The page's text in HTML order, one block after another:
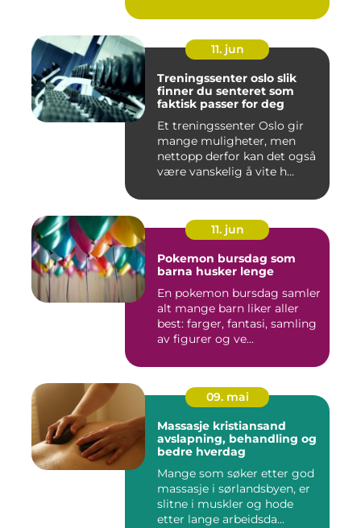
11. jun
Treningssenter oslo slik
finner du senteret som
faktisk passer for deg
Et treningssenter Oslo gir
mange muligheter, men
nettopp derfor kan det også
være vanskelig å vite h...
11. jun
Pokemon bursdag som
barna husker lenge
En pokemon bursdag samler
alt mange barn liker aller
best: farger, fantasi, samling
av figurer og ve...
09. mai
Massasje kristiansand
avslapning, behandling og
bedre hverdag
Mange som søker etter god
massasje i sørlandsbyen, er
slitne i muskler og hode
etter lange arbeidsda...